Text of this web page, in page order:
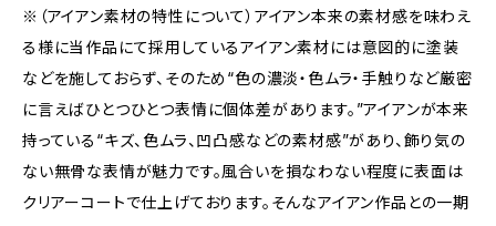
※（アイアン素材の特性について）アイアン本来の素材感を味わえ
る様に当作品にて採用しているアイアン素材には意図的に塗装
などを施しておらず、そのため“色の濃淡・色ムラ・手触りなど厳密
に言えばひとつひとつ表情に個体差があります。”アイアンが本来
持っている“キズ、色ムラ、凹凸感などの素材感”があり、飾り気の
ない無骨な表情が魅力です。風合いを損なわない程度に表面は
クリアーコートで仕上げております。そんなアイアン作品との一期